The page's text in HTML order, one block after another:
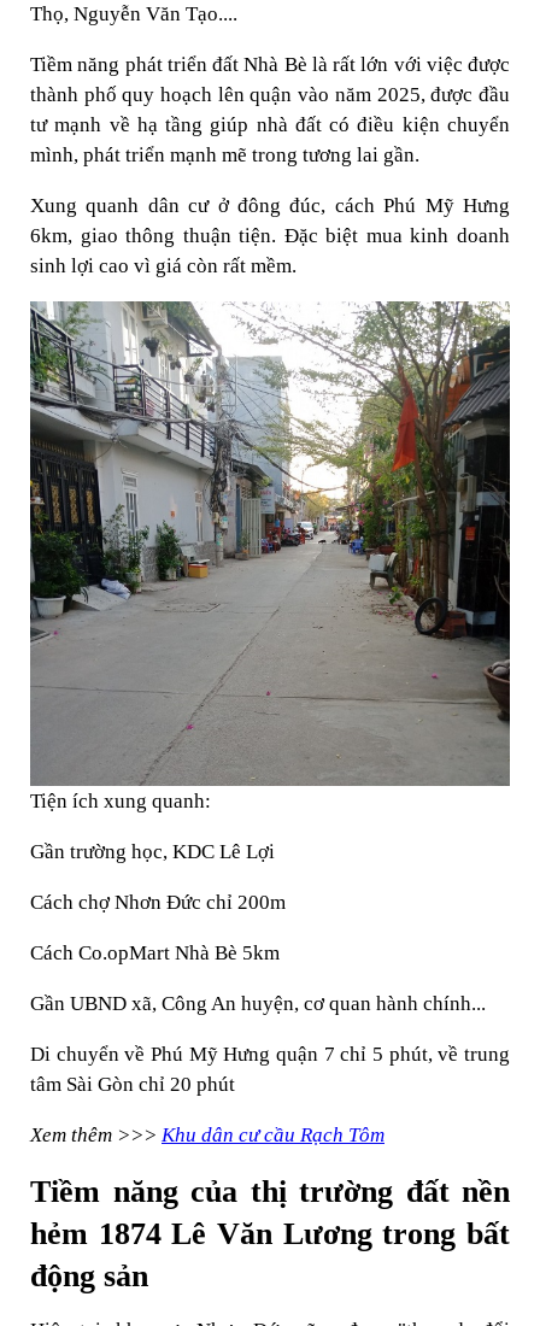
Thọ, Nguyễn Văn Tạo....
Tiềm năng phát triển đất Nhà Bè là rất lớn với việc được
thành phố quy hoạch lên quận vào năm 2025, được đầu
tư mạnh về hạ tầng giúp nhà đất có điều kiện chuyển
mình, phát triển mạnh mẽ trong tương lai gần.
Xung quanh dân cư ở đông đúc, cách Phú Mỹ Hưng
6km, giao thông thuận tiện. Đặc biệt mua kinh doanh
sinh lợi cao vì giá còn rất mềm.
Tiện ích xung quanh:
Gần trường học, KDC Lê Lợi
Cách chợ Nhơn Đức chỉ 200m
Cách Co.opMart Nhà Bè 5km
Gần UBND xã, Công An huyện, cơ quan hành chính...
Di chuyển về Phú Mỹ Hưng quận 7 chỉ 5 phút, về trung
tâm Sài Gòn chỉ 20 phút
Xem thêm >>> Khu dân cư cầu Rạch Tôm
Tiềm năng của thị trường đất nền
hẻm 1874 Lê Văn Lương trong bất
động sản